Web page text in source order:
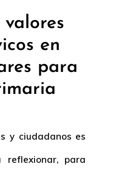
en
para
y ciudadanos es
para